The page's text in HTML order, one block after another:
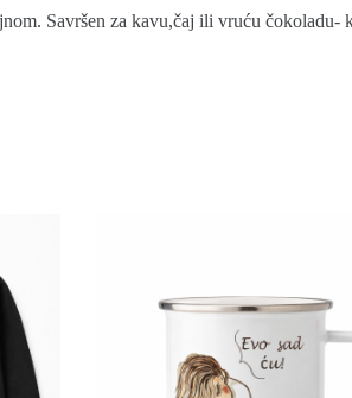
Savršen za kavu,čaj ili vruću